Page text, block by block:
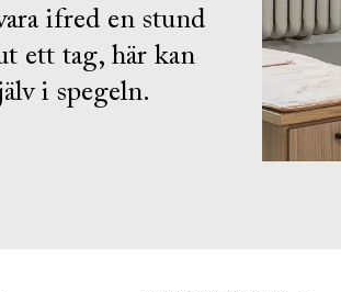
ifred en stund
ett tag, här kan
i spegeln.